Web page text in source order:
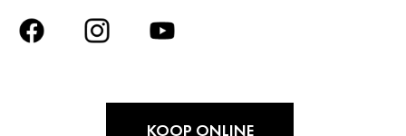
KOOP ONLINE